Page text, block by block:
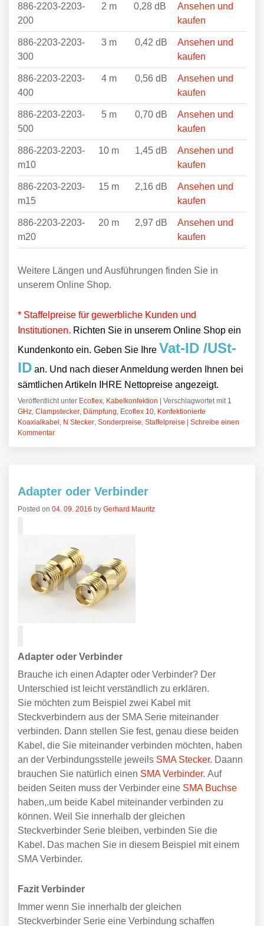
886-2203-2203-
200
2 m 0,28 dB
Ansehen und
kaufen
886-2203-2203-
300
3 m 0,42 dB
Ansehen und
kaufen
886-2203-2203-
400
4 m 0,56 dB
Ansehen und
kaufen
886-2203-2203-
500
5 m 0,70 dB
Ansehen und
kaufen
886-2203-2203-
m10
10 m 1,45 dB
Ansehen und
kaufen
886-2203-2203-
m15
15 m 2,16 dB
Ansehen und
kaufen
886-2203-2203-
m20
20 m 2,97 dB
Ansehen und
kaufen
Weitere Längen und Ausführungen finden Sie in
unserem Online Shop.
* Staffelpreise für gewerbliche Kunden und
Institutionen. Richten Sie in unserem Online Shop ein
Kundenkonto ein. Geben Sie Ihre Vat-ID /USt-
ID an. Und nach dieser Anmeldung werden Ihnen bei
sämtlichen Artikeln IHRE Nettopreise angezeigt.
Veröffentlicht unter Ecoflex Kabelkonfektion | Verschlagwortet mit 1
GHz Clampstecker Dämpfung Ecoflex 10 Konfektionierte
Koaxialkabel N Stecker Sonderpreise Staffelpreise | Schreibe einen
Kommentar
Adapter oder Verbinder
Posted on 04. 09. 2016 by Gerhard Mauritz
Adapter oder Verbinder
Brauche ich einen Adapter oder Verbinder? Der
Unterschied ist leicht verständlich zu erklären.
Sie möchten zum Beispiel zwei Kabel mit
Steckverbindern aus der SMA Serie miteinander
verbinden. Dann stellen Sie fest, genau diese beiden
Kabel, die Sie miteinander verbinden möchten, haben
an der Verbindungsstelle jeweils SMA Stecker. Daann
brauchen Sie natürlich einen SMA Verbinder. Auf
beiden Seiten muss der Verbinder eine SMA Buchse
haben,.um beide Kabel miteinander verbinden zu
können. Weil Sie innerhalb der gleichen
Steckverbinder Serie bleiben, verbinden Sie die
Kabel. Das machen Sie in diesem Beispiel mit einem
SMA Verbinder.
Fazit Verbinder
Immer wenn Sie innerhalb der gleichen
Steckverbinder Serie eine Verbindung schaffen